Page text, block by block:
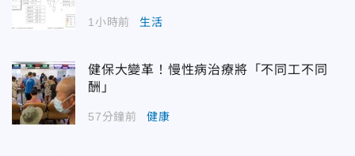
1小時前 生活
健保大變革！慢性病治療將「不同工不同
酬」
57分鐘前 健康